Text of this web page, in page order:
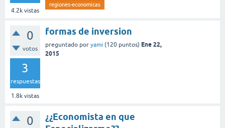
4.2k vistas
regiones-economicas
0
votos
3
respuestas
1.8k vistas
formas de inversion
preguntado por yami (120 puntos) Ene 22,
2015
0
¿¿Economista en que